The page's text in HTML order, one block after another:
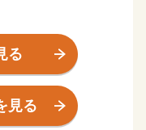
を返すことができ
た。
まれてしまう…。
る
見る